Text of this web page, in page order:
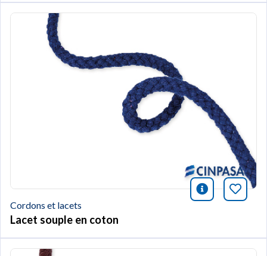
icono
Cordons et lacets
Lacet souple en coton